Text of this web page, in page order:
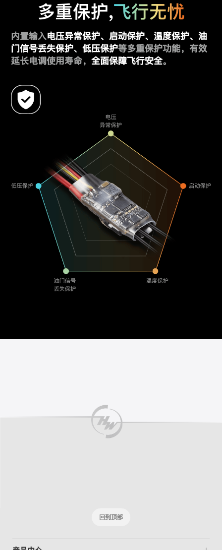
多重保护,飞行无忧
内置输入电压异常保护、启动保护、温度保护、油
门信号丢失保护、低压保护等多重保护功能，有效
延长电调使用寿命，全面保障飞行安全。
回到顶部